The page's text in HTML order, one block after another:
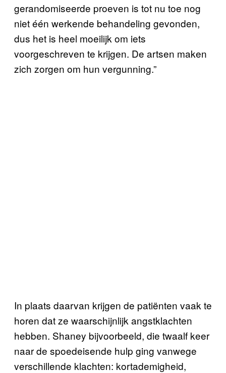
gerandomiseerde proeven is tot nu toe nog
niet één werkende behandeling gevonden,
dus het is heel moeilijk om iets
voorgeschreven te krijgen. De artsen maken
zich zorgen om hun vergunning.”
In plaats daarvan krijgen de patiënten vaak te
horen dat ze waarschijnlijk angstklachten
hebben. Shaney bijvoorbeeld, die twaalf keer
naar de spoedeisende hulp ging vanwege
verschillende klachten: kortademigheid,